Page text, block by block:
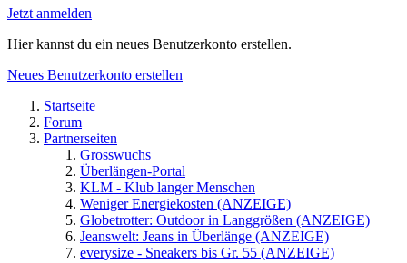
Jetzt anmelden
Hier kannst du ein neues Benutzerkonto erstellen.
Neues Benutzerkonto erstellen
Startseite
Forum
Partnerseiten
Grosswuchs
Überlängen-Portal
KLM - Klub langer Menschen
Weniger Energiekosten (ANZEIGE)
Globetrotter: Outdoor in Langgrößen (ANZEIGE)
Jeanswelt: Jeans in Überlänge (ANZEIGE)
everysize - Sneakers bis Gr. 55 (ANZEIGE)